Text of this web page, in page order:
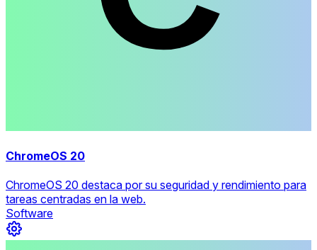
ChromeOS 20
ChromeOS 20 destaca por su seguridad y rendimiento para
tareas centradas en la web.
Software